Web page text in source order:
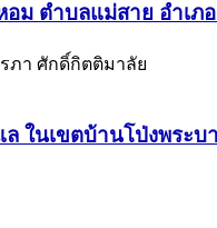
ตำบลแม่สาย อำเภ
ภา ศักดิ์กิตติมาลัย
นเขตบ้านโป่งพระบ